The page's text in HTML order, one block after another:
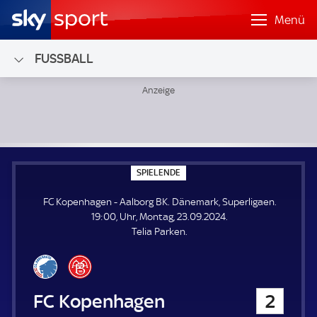
Menü
FUSSBALL
SPIELENDE
P
E
L
E
N
FC Kopenhagen - Aalborg BK. Dänemark, Superligaen.
19:00, Uhr, Montag, 23.09.2024.
Telia Parken.
FC Kopenhagen
2